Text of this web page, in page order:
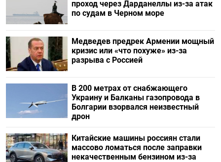
проход через Дарданеллы из-за атак
по судам в Черном море
Медведев предрек Армении мощный
кризис или «что похуже» из-за
разрыва с Россией
В 200 метрах от снабжающего
Украину и Балканы газопровода в
Болгарии взорвался неизвестный
дрон
Китайские машины россиян стали
массово ломаться после заправки
некачественным бензином из-за